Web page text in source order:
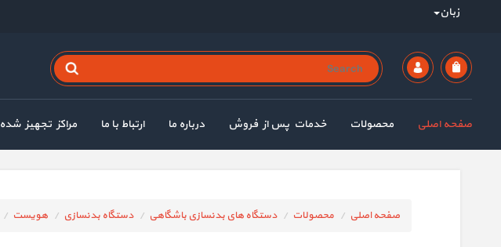
زبان
صفحه اصلی محصولات خدمات پس از فروش درباره ما ارتباط با ما مراکز تجهیز شده
صفحه اصلی محصولات دستگاه های بدنسازی باشگاهی دستگاه بدنسازی هویست